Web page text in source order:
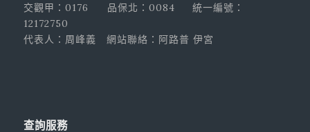
交觀甲：0176 品保北：0084
統一編號：
12172750
代表人：周峰義
網站聯絡：阿路普 伊宮
查詢服務